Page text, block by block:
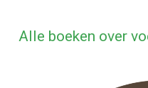
Alle boeken over